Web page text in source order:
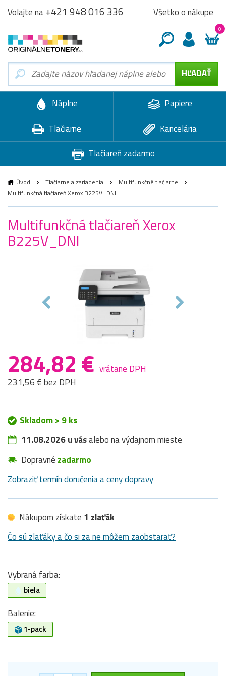
Volajte na+421 948 016 336 Všetko o nákupe
0
Náplne
Papiere
Tlačiarne
Kancelária
Tlačiareň zadarmo
Úvod Tlačiarne a zariadenia
Multifunkčné tlačiarne
Multifunkčná tlačiareň Xerox B225V_DNI
Multifunkčná tlačiareň Xerox
B225V_DNI
284,82 € vrátane DPH
231,56 € bez DPH
Skladom > 9 ks
11.08.2026 u vásalebo na výdajnom mieste
Dopravné zadarmo
Zobraziť termín doručenia a ceny dopravy
Nákupom získate 1 zlaťák
Čo sú zlaťáky a čo si za ne môžem zaobstarať?
Vybraná farba:
biela
Balenie:
1-pack